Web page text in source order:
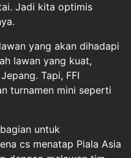
Jadi kita optimis
yang akan dihadapi
lawan yang kuat,
Tapi, FFI
turnamen mini seperti
untuk
cs menatap Piala Asia